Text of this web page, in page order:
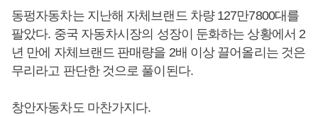
동펑자동차는 지난해 자체브랜드 차량 127만7800대를
팔았다. 중국 자동차시장의 성장이 둔화하는 상황에서 2
년 만에 자체브랜드 판매량을 2배 이상 끌어올리는 것은
무리라고 판단한 것으로 풀이된다.
창안자동차도 마찬가지다.